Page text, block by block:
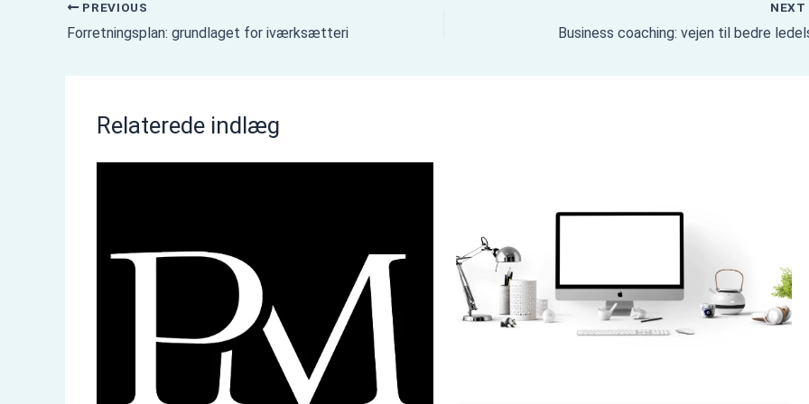
PREVIOUS
Forretningsplan: grundlaget for iværksætteri
NEXT
Business coaching: vejen til bedre
Relaterede indlæg